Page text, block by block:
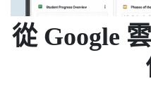
從 Google